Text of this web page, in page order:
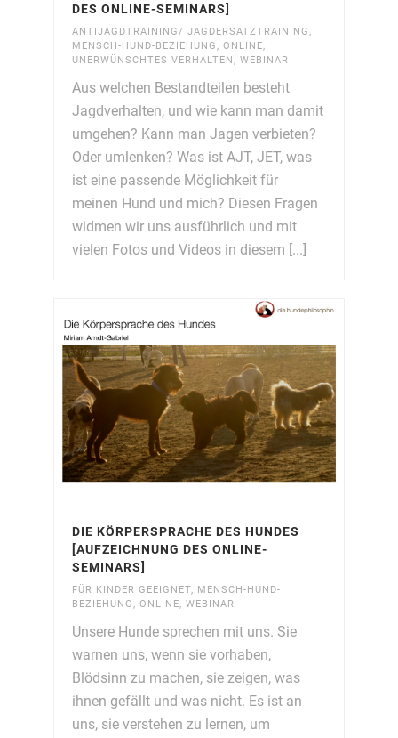
DES ONLINE-SEMINARS]
ANTIJAGDTRAINING/ JAGDERSATZTRAINING,
MENSCH-HUND-BEZIEHUNG, ONLINE,
UNERWÜNSCHTES VERHALTEN , WEBINAR
Aus welchen Bestandteilen besteht
Jagdverhalten, und wie kann man damit
umgehen? Kann man Jagen verbieten?
Oder umlenken? Was ist AJT, JET, was
ist eine passende Möglichkeit für
meinen Hund und mich? Diesen Fragen
widmen wir uns ausführlich und mit
vielen Fotos und Videos in diesem [...]
DIE KÖRPERSPRACHE DES HUNDES
[AUFZEICHNUNG DES ONLINE-
SEMINARS]
FÜR KINDER GEEIGNET, MENSCH-HUND-
BEZIEHUNG, ONLINE, WEBINAR
Unsere Hunde sprechen mit uns. Sie
warnen uns, wenn sie vorhaben,
Blödsinn zu machen, sie zeigen, was
ihnen gefällt und was nicht. Es ist an
uns, sie verstehen zu lernen, um